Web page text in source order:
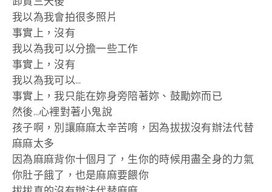
我以為我會拍很多照片
事實上，沒有
我以為我可以分擔一些工作
事實上，沒有
我以為我可以…
事實上，我只能在妳身旁陪著妳、鼓勵妳而已
然後…心裡對著小鬼說
孩子啊，別讓麻麻太辛苦唷，因為拔拔沒有辦法代替
麻麻太多
因為麻麻背你十個月了，生你的時候用盡全身的力氣
你肚子餓了，也是麻麻要餵你